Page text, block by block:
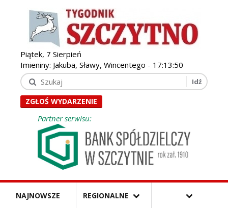
Piątek, 7 Sierpień
Imieniny: Jakuba, Sławy, Wincentego - 17:13:51
ZGŁOŚ WYDARZENIE
Partner serwisu:
NAJNOWSZE REGIONALNE